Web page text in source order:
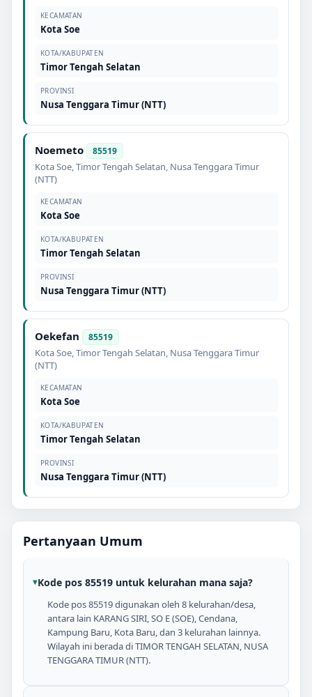
KECAMATAN
Kota Soe
KOTA/KABUPATEN
Timor Tengah Selatan
PROVINSI
Nusa Tenggara Timur (NTT)
Noemeto 85519
Kota Soe,Timor Tengah Selatan, Nusa Tenggara Timur
(NTT)
KECAMATAN
Kota Soe
KOTA/KABUPATEN
Timor Tengah Selatan
PROVINSI
Nusa Tenggara Timur (NTT)
Oekefan 85519
Kota Soe,Timor Tengah Selatan, Nusa Tenggara Timur
(NTT)
KECAMATAN
Kota Soe
KOTA/KABUPATEN
Timor Tengah Selatan
PROVINSI
Nusa Tenggara Timur (NTT)
Pertanyaan Umum
Kode pos 85519 untuk kelurahan mana saja?
Kode pos 85519 digunakan oleh 8 kelurahan/desa,
antara lain KARANG SIRI, SO E (SOE), Cendana,
Kampung Baru, Kota Baru, dan 3 kelurahan lainnya.
Wilayah ini berada di TIMOR TENGAH SELATAN, NUSA
TENGGARA TIMUR (NTT).